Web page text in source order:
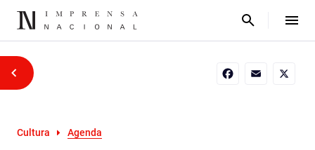
Cultura Agenda